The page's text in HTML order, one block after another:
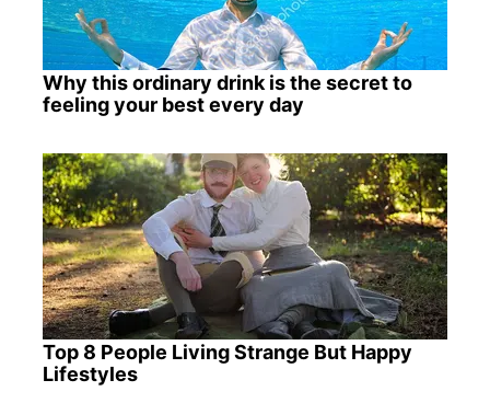
Why this ordinary drink is the secret to
feeling your best every day
Top 8 People Living Strange But Happy
Lifestyles